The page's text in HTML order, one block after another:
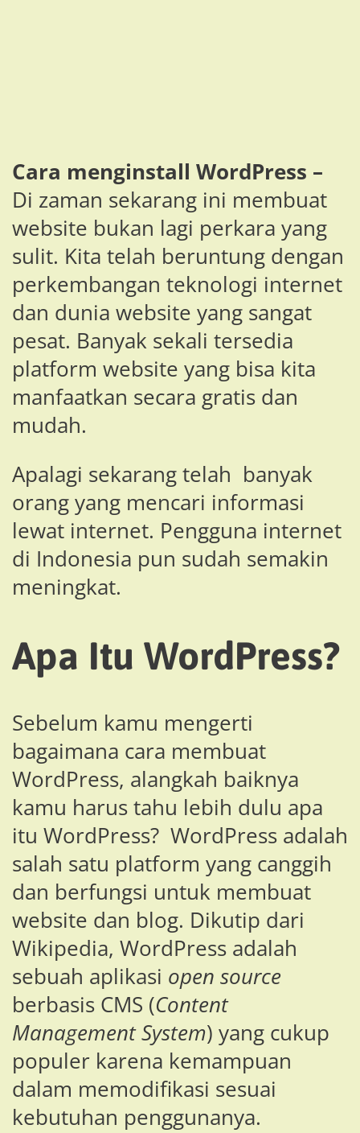
Cara menginstall WordPress –
Di zaman sekarang ini membuat
website bukan lagi perkara yang
sulit. Kita telah beruntung dengan
perkembangan teknologi internet
dan dunia website yang sangat
pesat. Banyak sekali tersedia
platform website yang bisa kita
manfaatkan secara gratis dan
mudah.
Apalagi sekarang telah banyak
orang yang mencari informasi
lewat internet. Pengguna internet
di Indonesia pun sudah semakin
meningkat.
Apa Itu WordPress?
Sebelum kamu mengerti
bagaimana cara membuat
WordPress, alangkah baiknya
kamu harus tahu lebih dulu apa
itu WordPress? WordPress adalah
salah satu platform yang canggih
dan berfungsi untuk membuat
website dan blog. Dikutip dari
Wikipedia, WordPress adalah
sebuah aplikasi open source
berbasis CMS (Content
Management System) yang cukup
populer karena kemampuan
dalam memodifikasi sesuai
kebutuhan penggunanya.